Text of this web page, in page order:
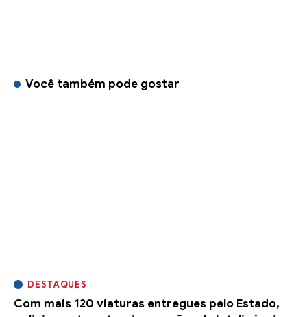
Você também pode gostar
DESTAQUES
Com mais 120 viaturas entregues pelo Estado,